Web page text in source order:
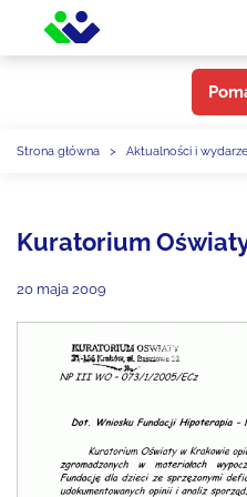
Strona główna > Aktualności i
Kuratorium
20 maja 2009